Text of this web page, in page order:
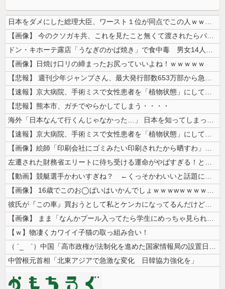
日本をダメにした総理大臣、ワースト１位が同点でこの人ｗｗｗｗｗｗ
【画像】 今のクソガキ共、これを見たこと無くて渡されたらパニクるらしい...
ドン・キホーテ露店「うなぎのかば焼き」で食中毒 男女14人が発熱や腹痛...
【画像】日焼け口リの締まったお尻っていいよね！ｗｗｗｗｗ
【悲報】 週刊少年ジャンプさん、最大発行部数653万部から急降下でつい...
【速報】京大病院、手術ミスで女性患者を「植物状態」にしてしまう・・・
【悲報】熊本市、ガチでやらかしてしまう・・・・
海外「日本なんて行くんじゃなかった…」 日本を知ってしまったディズニー...
【速報】京大病院、手術ミスで女性患者を「植物状態」にしてしまう・・・
【画像】絵師「印刷会社にゴミみたい印刷されたから晒すわ」→お前がクレー...
左遷された財務省エリートに待ち受ける運命がやばすぎる！と話題に、経歴自...
【動画】競艇選手かわいすぎね？ ←くっそかわいいと話題にｗｗｗ 【Pi...
【画像】 16歳でこのお◯ぱいはいかんでしょｗｗｗwｗｗｗｗｗｗｗｗ❤
彼氏が『この車』買おうとして私とケンカになってるんだけどｗｗｗｗｗｗ
【画像】 まま「なんかプール入ってたら学生にめっちゃ見られたw」
【ｗ】物凄くカワイイ子猫の取っ組み合い！
（ ´_ゝ`）中国「高市政権が法制化を進めた国家情報局の設置日が7月3...
中曽根元首相「北東アジアで急激な変化 日韓協力強化を」